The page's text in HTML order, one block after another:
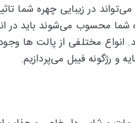
در زیبایی چهره شما
محسوب می‌شوند باید در
مختلفی از پالت ها
و رژگونه فیبل می‌پردازیم.